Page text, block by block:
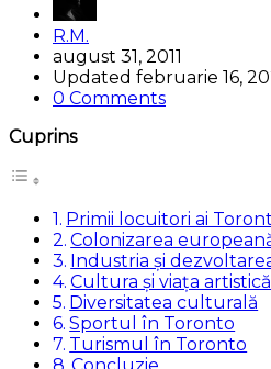
Posted
by
R.M.
august 31, 2011
Updated februarie 16,
0 Comments
Cuprins
Primii locuitori ai
Colonizarea
Industria și
Cultura și viața artistică
Diversitatea culturală
Sportul în Toronto
Turismul în Toronto
Concluzie